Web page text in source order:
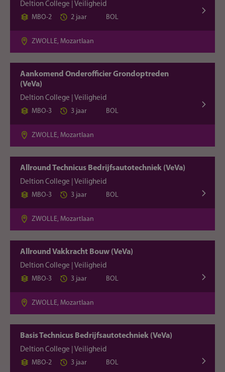
Deltion College | Veiligheid
MBO-2
2 jaar BOL
ZWOLLE, Mozartlaan
Aankomend Onderofficier Grondoptreden
(VeVa)
Deltion College | Veiligheid
MBO-3
3 jaar BOL
ZWOLLE, Mozartlaan
Allround Technicus Bedrijfsauto­techniek (VeVa)
Deltion College | Veiligheid
MBO-3
3 jaar BOL
ZWOLLE, Mozartlaan
Allround Vakkracht Bouw (VeVa)
Deltion College | Veiligheid
MBO-3
3 jaar BOL
ZWOLLE, Mozartlaan
Basis Technicus Bedrijfsauto­techniek (VeVa)
Deltion College | Veiligheid
MBO-2
3 jaar BOL